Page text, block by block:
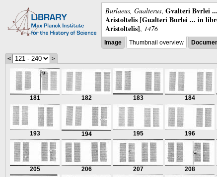
Burlaeus, Gualterus, Gvalteri Bvrlei
Aristoltelis [Gualteri Burlei ... in
Aristoltelis], 1476
Image Thumbnail overview
< >
181 182 183 184
193 194 195 196
205 206 207 208